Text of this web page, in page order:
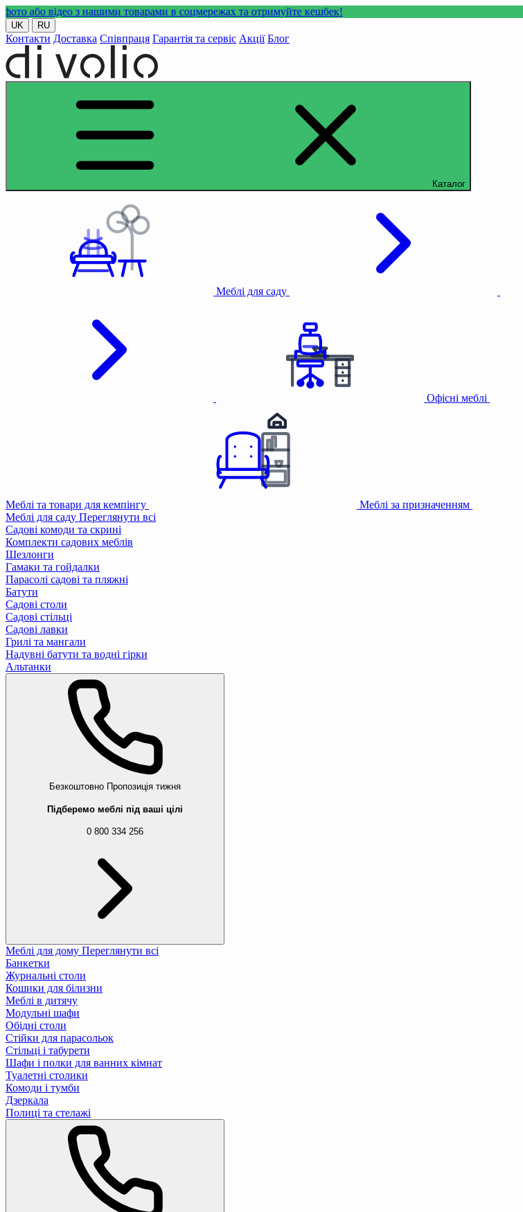
з нашими товарами в соцмережах та отримуйте кешбек!
UK RU
Контакти Доставка Співпраця Гарантія та сервіс Акції Блог
Каталог
Меблі для саду
Офісні меблі
Меблі та товари для кемпінгу
Меблі за призначенням
Меблі для саду Переглянути всі
Садові комоди та скрині
Комплекти садових меблів
Шезлонги
Гамаки та гойдалки
Парасолі садові та пляжні
Батути
Садові столи
Садові стільці
Садові лавки
Грилі та мангали
Надувні батути та водні гірки
Альтанки
Безкоштовно Пропозиція тижня
Підберемо меблі під ваші цілі
0 800 334 256
Меблі для дому Переглянути всі
Банкетки
Журнальні столи
Кошики для білизни
Меблі в дитячу
Модульні шафи
Обідні столи
Стійки для парасольок
Стільці і табурети
Шафи і полки для ванних кімнат
Туалетні столики
Комоди і тумби
Дзеркала
Полиці та стелажі